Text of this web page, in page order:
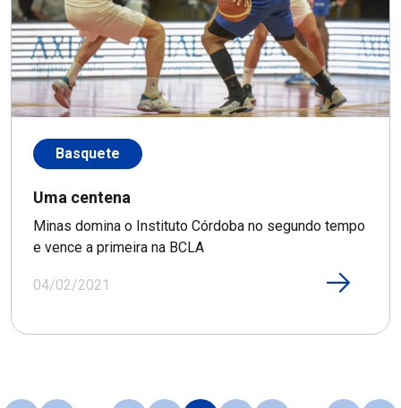
Basquete
Uma centena
Minas domina o Instituto Córdoba no segundo tempo
e vence a primeira na BCLA
04/02/2021